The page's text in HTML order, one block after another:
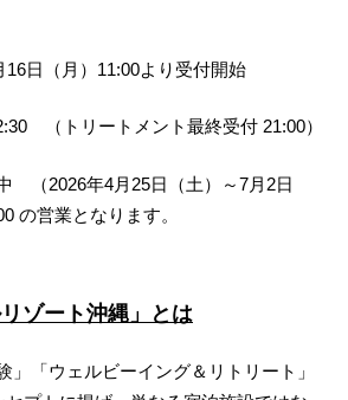
16日（月）11:00より受付開始
（トリートメント最終受付 21:00）
（2026年4月25日（土）～7月2日
の営業となります。
リゾート沖縄」とは
」「ウェルビーイング＆リトリート」